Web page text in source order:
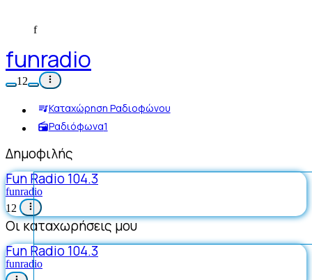
f
funradio
12
Καταχώρηση Ραδιοφώνου
Ραδιόφωνα1
Δημοφιλής
Fun Radio 104.3
funradio
12
Οι καταχωρήσεις μου
Fun Radio 104.3
funradio